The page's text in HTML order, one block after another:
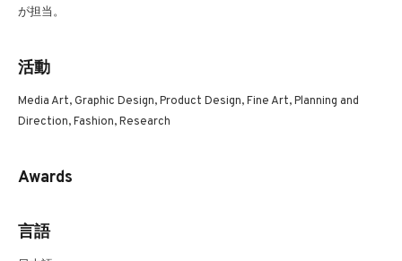
が担当。
活動
Media Art, Graphic Design, Product Design, Fine Art, Planning and
Direction, Fashion, Research
Awards
言語